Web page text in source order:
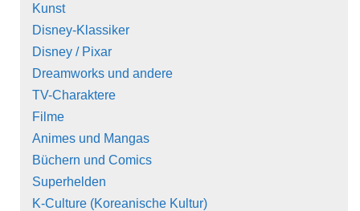
Kunst
Disney-Klassiker
Disney / Pixar
Dreamworks und andere
TV-Charaktere
Filme
Animes und Mangas
Büchern und Comics
Superhelden
K-Culture (Koreanische Kultur)